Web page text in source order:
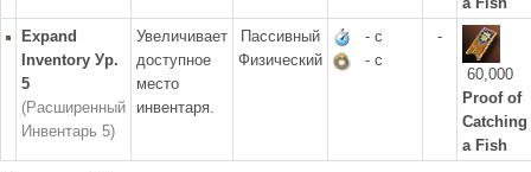
Expand
Inventory Ур.
5
(Расширенный
Инвентарь 5)
Увеличивает
доступное
место
инвентаря.
Пассивный
Физический
- с
- с
-
60,000
Proof of
Catching
a Fish